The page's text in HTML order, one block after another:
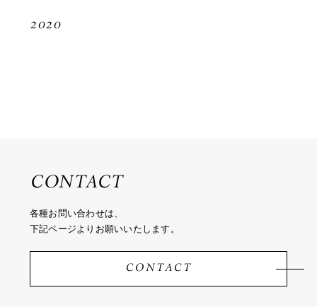
2020
CONTACT
各種お問い合わせは、
下記ページよりお願いいたします。
CONTACT